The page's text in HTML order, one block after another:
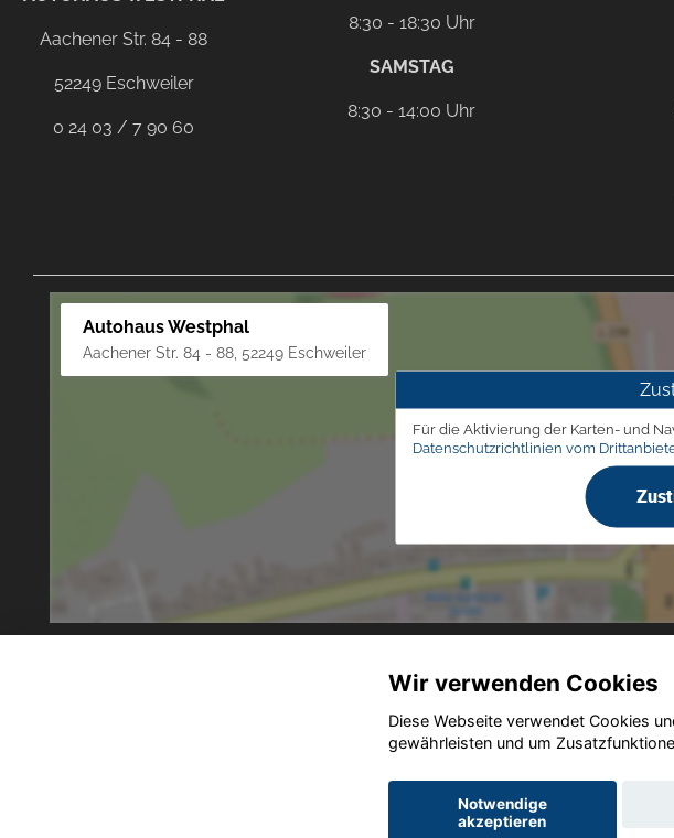
Aachener Str. 84 - 88
52249 Eschweiler
0 24 03 / 7 90 60
8:30 - 18:30 Uhr
SAMSTAG
8:30 - 14:00 Uhr
Autohaus Westphal
Aachener Str. 84 - 88, 52249 Eschweiler
Für die Aktivierung der Karten- und
Datenschutzrichtlinien vom
Copyright
Wir verwenden Cookies
Diese Webseite verwendet Cookies
gewährleisten und um
Notwendige
akzeptieren